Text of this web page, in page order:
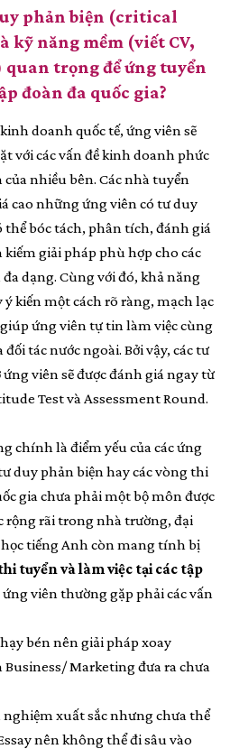
doanh quốc tế, ứng viên sẽ
với các vấn đề kinh doanh phức
nhiều bên. Các nhà tuyển
cao những ứng viên có tư duy
thể bóc tách, phân tích, đánh giá
giải pháp phù hợp cho các
dạng. Cùng với đó, khả năng
kiến một cách rõ ràng, mạch lạc
ứng viên tự tin làm việc cùng
tác nước ngoài. Bởi vậy, các tư
viên sẽ được đánh giá ngay từ
Test và Assessment Round.
chính là điểm yếu của các ứng
duy phản biện hay các vòng thi
gia chưa phải một bộ môn được
rộng rãi trong nhà trường, đại
tiếng Anh còn mang tính bị
tuyển và làm việc tại các tập
ứng viên thường gặp phải các vấn
bén nên giải pháp xoay
Business/ Marketing đưa ra chưa
nghiệm xuất sắc nhưng chưa thể
nên không thể đi sâu vào
phản biện (critical
năng mềm (viết CV,
trọng để ứng tuyển
đoàn đa quốc gia?